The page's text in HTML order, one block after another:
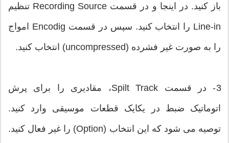
باز کنید. در اینجا و در قسمت Recording Source تنظیم
Line-in را انتخاب کنید. سپس در قسمت Encodig امواج
را به صورت غیر فشرده (uncompressed) انتخاب کنید.
3- در قسمت Spilt Track، مقادیری را برای پرش
اتوماتیک ضبط در یکایک قطعات موسیقی وارد کنید.
توصیه می شود که این انتخاب (Option) را غیر فعال کنید.